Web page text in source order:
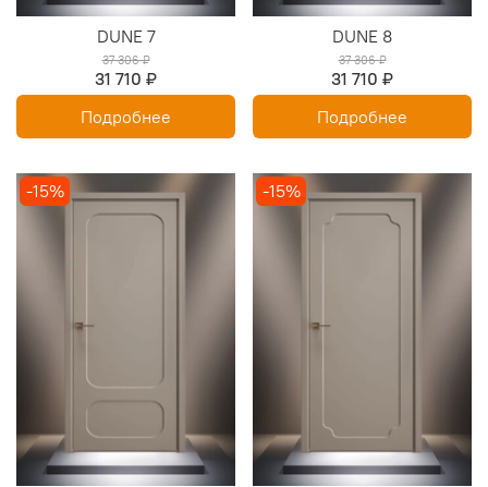
DUNE 7
37 306 ₽
31 710 ₽
Подробнее
DUNE 8
37 306 ₽
31 710 ₽
Подробнее
-15% -15%